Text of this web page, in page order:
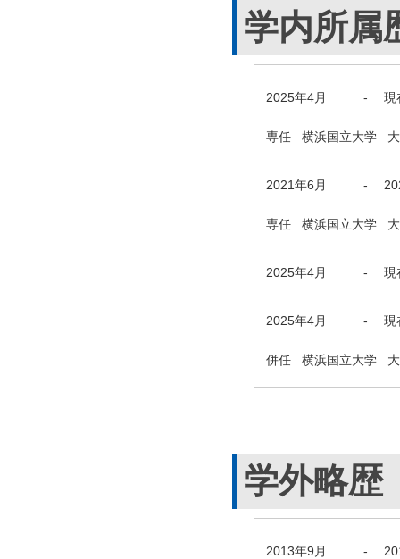
学内所属
2025年4月 - 現
専任 横浜国立大学
2021年6月 -
専任 横浜国立大学
2025年4月 - 現
2025年4月 - 現
併任 横浜国立大学
学外略歴
2013年9月 -